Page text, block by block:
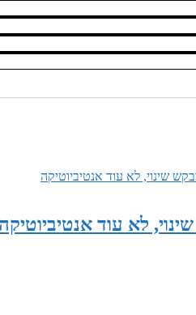
לא עוד אנטיביוטיקה